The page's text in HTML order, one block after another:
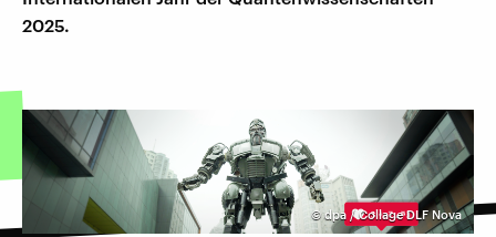
2025.
©dpa / Collage DLF Nova